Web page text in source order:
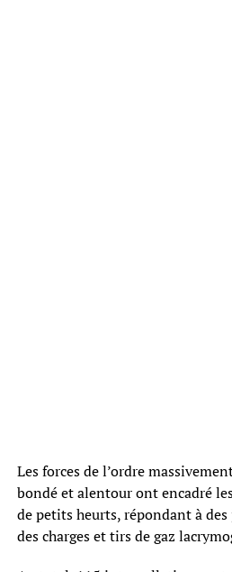
Les forces de l’ordre
bondé et alentour ont encadré
de petits heurts, répondant à
des charges et tirs de gaz